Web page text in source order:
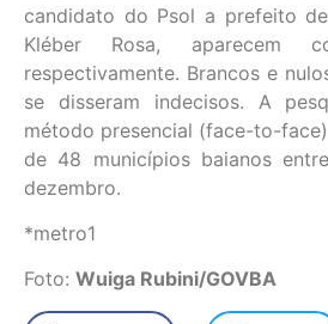
candidato do Psol a prefeito
Kléber Rosa,
respectivamente. Brancos e
se disseram indecisos. A
método presencial (face-to-
de 48 municípios baianos
dezembro.
*metro1
Foto: Wuiga Rubini/GOVBA